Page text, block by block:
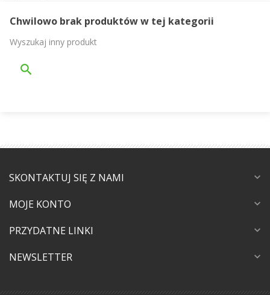
Chwilowo brak produktów w tej kategorii
Wyszukaj inny produkt
SKONTAKTUJ SIĘ Z NAMI expand_more
MOJE KONTO expand_more
PRZYDATNE LINKI expand_more
NEWSLETTER expand_more